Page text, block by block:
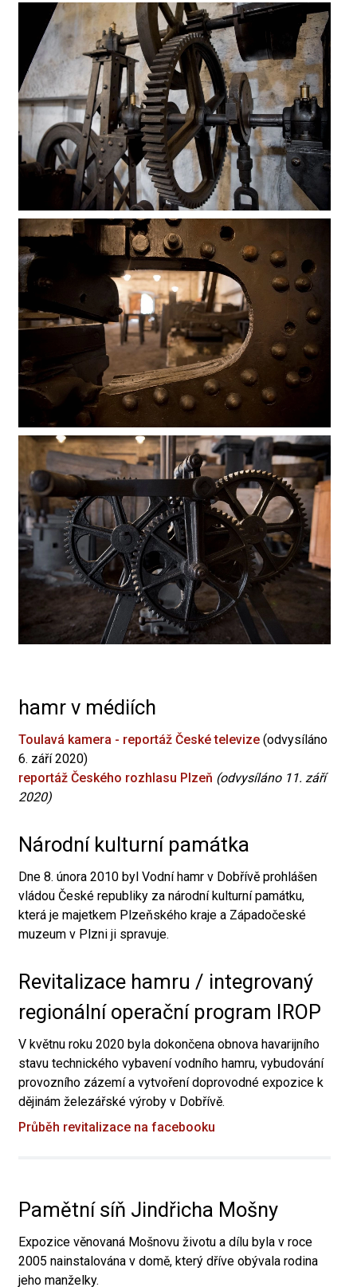
hamr v médiích
Toulavá kamera - reportáž České televize (odvysíláno
6. září 2020)
reportáž Českého rozhlasu Plzeň (odvysíláno 11. září
2020)
Národní kulturní památka
Dne 8. února 2010 byl Vodní hamr v Dobřívě prohlášen
vládou České republiky za národní kulturní památku,
která je majetkem Plzeňského kraje a Západočeské
muzeum v Plzni ji spravuje.
Revitalizace hamru / integrovaný
regionální operační program IROP
V květnu roku 2020 byla dokončena obnova havarijního
stavu technického vybavení vodního hamru, vybudování
provozního zázemí a vytvoření doprovodné expozice k
dějinám železářské výroby v Dobřívě.
Průběh revitalizace na facebooku
Pamětní síň Jindřicha Mošny
Expozice věnovaná Mošnovu životu a dílu byla v roce
2005 nainstalována v domě, který dříve obývala rodina
jeho manželky.